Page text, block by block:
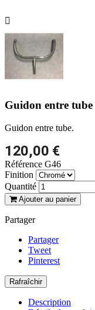

Guidon entre tube
Guidon entre tube.
120,00 €
Référence G46
Finition
Quantité
Ajouter au panier
Partager
Partager
Tweet
Pinterest
Description